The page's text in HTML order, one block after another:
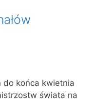
do końca kwietnia
świata na